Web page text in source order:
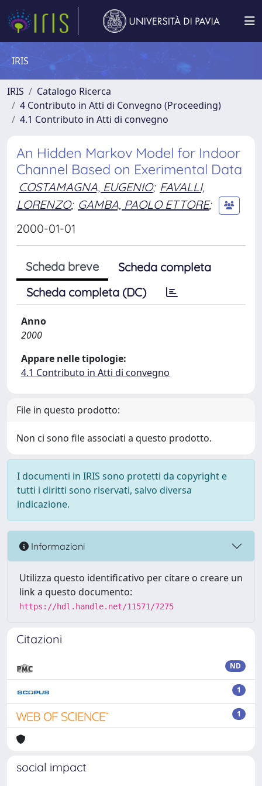
IRIS
IRIS
Catalogo Ricerca
4 Contributo in Atti di Convegno (Proceeding)
4.1 Contributo in Atti di convegno
An Hidden Markov Model for Indoor
Channel Based on Exerimental Data
COSTAMAGNA, EUGENIO; FAVALLI,
LORENZO; GAMBA, PAOLO ETTORE;
2000-01-01
Scheda breve
Scheda completa
Scheda completa (DC)
Anno
2000
Appare nelle tipologie:
4.1 Contributo in Atti di convegno
File in questo prodotto:
Non ci sono file associati a questo prodotto.
I documenti in IRIS sono protetti da copyright e
tutti i diritti sono riservati, salvo diversa
indicazione.
Informazioni
Utilizza questo identificativo per citare o creare un
link a questo documento:
https://hdl.handle.net/11571/7275
Citazioni
ND
1
1
social impact